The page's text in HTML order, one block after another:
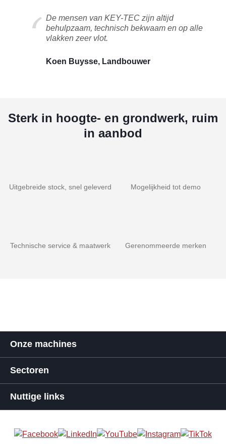
De mensen van KEY-TEC zijn altijd
behulpzaam, technisch bekwaam en op alle
vlakken zeer vlot.
Koen Buysse, Landbouwer
Sterk in hoogte- en grondwerk, ruim
in aanbod
Uitgebreide stock, snel geleverd Mogelijkheid tot demo
Technische service & maatwerk Gerenommeerde merken
Onze machines
Sectoren
Nuttige links